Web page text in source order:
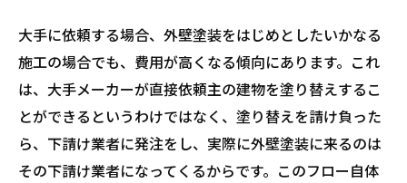
大手に依頼する場合、外壁塗装をはじめとしたいかなる
施工の場合でも、費用が高くなる傾向にあります。これ
は、大手メーカーが直接依頼主の建物を塗り替えするこ
とができるというわけではなく、塗り替えを請け負った
ら、下請け業者に発注をし、実際に外壁塗装に来るのは
その下請け業者になってくるからです。このフロー自体